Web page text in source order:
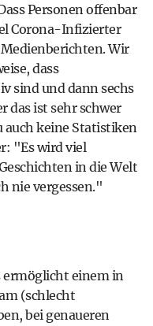
Personen offenbar
Corona-Infizierter
Wir
dass
sind und dann sechs
das ist sehr schwer
auch keine Statistiken
"Es wird viel
in die Welt
nie vergessen."
ermöglicht einem in
(schlecht
bei genaueren